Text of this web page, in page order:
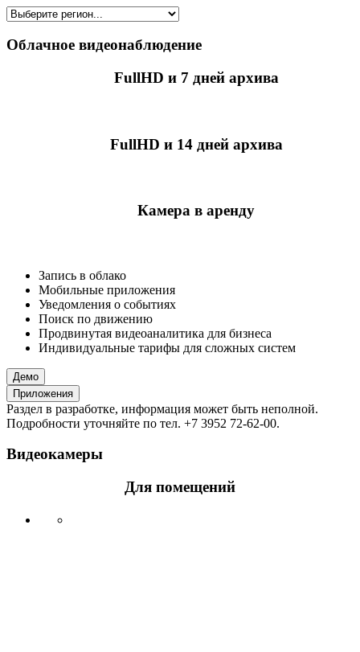
Облачное видеонаблюдение
FullHD и 7 дней архива
FullHD и 14 дней архива
Камера в аренду
Запись в облако
Мобильные приложения
Уведомления о событиях
Поиск по движению
Продвинутая видеоаналитика для бизнеса
Индивидуальные тарифы для сложных систем
Демо
Приложения
Раздел в разработке, информация может быть неполной.
Подробности уточняйте по тел. +7 3952 72-62-00.
Видеокамеры
Для помещений